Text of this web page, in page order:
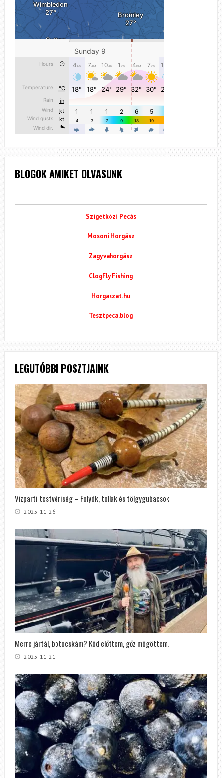
BLOGOK AMIKET OLVASUNK
Szigetközi Pecás
Mosoni Horgász
Zagyvahorgász
ClogFly Fishing
Horgaszat.hu
Tesztpeca.blog
LEGUTÓBBI POSZTJAINK
Vízparti testvériség – Folyók, tollak és tölgygubacsok
2025-11-26
Merre jártál, botocskám? Köd előttem, gőz mögöttem.
2025-11-21